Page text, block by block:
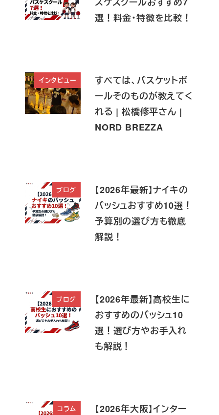
選！料金・特徴を比較！
インタビュー
すべては、バスケットボ
ールそのものが教えてく
れる | 松橋修平さん |
NORD BREZZA
ブログ
【2026年最新】ナイキの
バッシュおすすめ10選！
予算別の選び方も徹底
解説！
ブログ
【2026年最新】高校生に
おすすめのバッシュ10
選！選び方やお手入れ
も解説！
コラム
【2026年大阪】インター